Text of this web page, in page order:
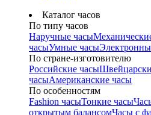
Каталог часов
По типу часов
Наручные часы
часыУмные часы
По стране-изготовителю
Российские часы
часыАмериканские часы
По особенностям
Fashion часыТонкие часы
открытым балансомЧасы с